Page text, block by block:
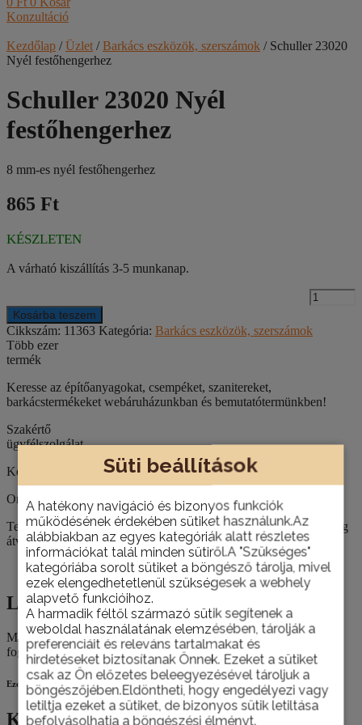
Süti beállítások
A hatékony navigáció és bizonyos funkciók
működésének érdekében sütiket használunk.Az
alábbiakban az egyes kategóriák alatt részletes
információkat talál minden sütiről.A "Szükséges"
kategóriába sorolt sütiket a böngésző tárolja, mivel
ezek elengedhetetlenül szükségesek a webhely
alapvető funkcióihoz.
A harmadik féltől származó sütik segítenek a
weboldal használatának elemzésében, tárolják a
preferenciáit és releváns tartalmakat és
hirdetéseket biztosítanak Önnek. Ezeket a sütiket
csak az Ön előzetes beleegyezésével tároljuk a
böngészőjében.Eldöntheti, hogy engedélyezi vagy
letiltja ezeket a sütiket, de bizonyos sütik letiltása
befolyásolhatja a böngészési élményt.
Konzultáció
Kezdőlap /Üzlet /Barkács eszközök, szerszámok / Schuller 23020
Nyél festőhengerhez
Schuller 23020 Nyél
festőhengerhez
8 mm-es nyél festőhengerhez
865 Ft
KÉSZLETEN
A várható kiszállítás 3-5 munkanap.
Kosárba teszem
Cikkszám: 11363 Kategória: Barkács eszközök, szerszámok
Több ezer
termék
Keresse az építőanyagokat, csempéket, szanitereket,
barkácstermékeket webáruházunkban és bemutatótermünkben!
Szakértő
ügyfélszolgálat
Kérje építkezéséhez, felújításához szaktanácsadóink segítségét!
Országos házhoz szállítás
Termékeinket nemcsak személyesen, telephelyünkön van lehetőség
átvenni, hanem házhoz is szállítjuk szükség esetén.
Leírás
Leírás
Magas fényű horgannyal bevont nyél ergonomikus műanyag
fogantyúval. Megfelelő minden fűtőtest- és festőhenger számára.
Ezek is érdekelhetik
Kapcsolódó termékek